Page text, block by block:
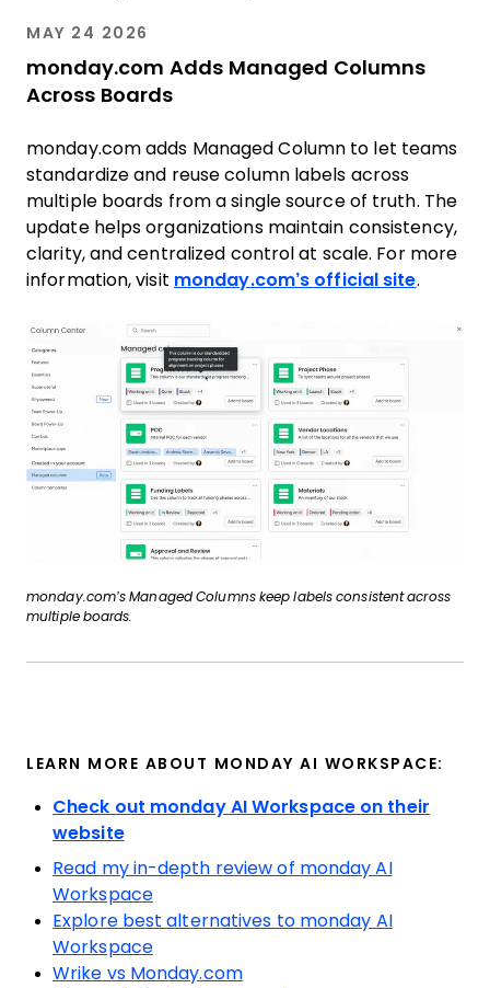
monday.com’s Managed Columns keep labels consistent across
multiple boards.
MAY 24 2026
monday.com Adds Managed Columns
Across Boards
monday.com adds Managed Column to let teams
standardize and reuse column labels across
multiple boards from a single source of truth. The
update helps organizations maintain consistency,
clarity, and centralized control at scale. For more
information, visit monday.com’s official site.
LEARN MORE ABOUT MONDAY AI WORKSPACE:
Check out monday AI Workspace on their
website
Read my in-depth review of monday AI
Workspace
Explore best alternatives to monday AI
Workspace
Wrike vs Monday.com